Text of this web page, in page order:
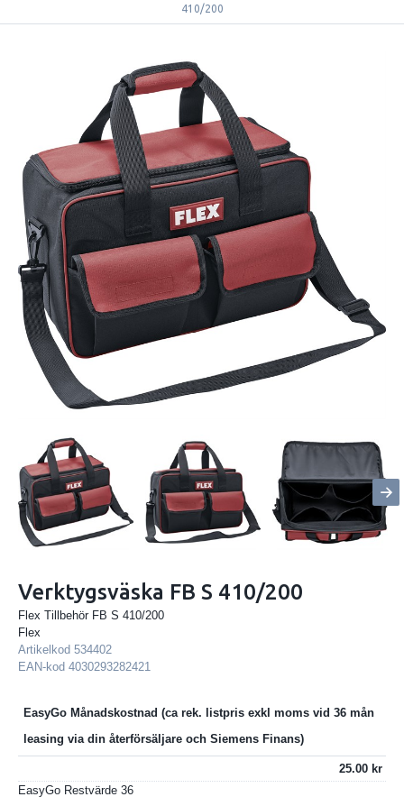
410/200
Verktygsväska FB S 410/200
Flex Tillbehör FB S 410/200
Flex
Artikelkod 534402
EAN-kod 4030293282421
EasyGo Månadskostnad
25.00
EasyGo Restvärde 36